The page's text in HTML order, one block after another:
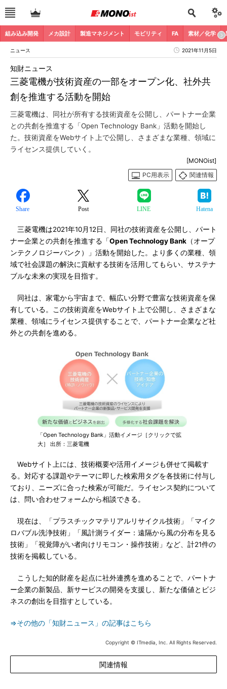
組み込み開発 メカ設計 製造マネジメント モビリティ FA 素材／化学
ニュース 2021年11月5日
三菱電機が技術資産の一部をオープン化、社外共
創を推進する活動を開始
知財ニュース
三菱電機は、同社が所有する技術資産を公開し、パートナー企業
との共創を推進する「Open Technology Bank」活動を開始し
た。技術資産をWebサイト上で公開し、さまざまな業種、領域に
ライセンス提供していく。
[MONOist]
PC用表示
関連情報
Share Post LINE Hatena
三菱電機は2021年10月12日、同社の技術資産を公開し、パート
ナー企業との共創を推進する「Open Technology Bank （オープ
ンテクノロジーバンク）」活動を開始した。より多くの業種、領
域で社会課題の解決に貢献する技術を活用してもらい、サステナ
ブルな未来の実現を目指す。
同社は、家電から宇宙まで、幅広い分野で豊富な技術資産を保
有している。この技術資産をWebサイト上で公開し、さまざまな
業種、領域にライセンス提供することで、パートナー企業など社
外との共創を進める。
「Open Technology Bank」活動イメージ［クリックで拡
大］ 出所：三菱電機
Webサイト上には、技術概要や活用イメージも併せて掲載す
る。対応する課題やテーマに即した検索用タグを各技術に付与し
ており、ニーズに合った検索が可能だ。ライセンス契約について
は、問い合わせフォームから相談できる。
現在は、「プラスチックマテリアルリサイクル技術」「マイク
ロバブル洗浄技術」「風計測ライダー：遠隔から風の分布を見る
技術」「視覚障がい者向けリモコン・操作技術」など、計21件の
技術を掲載している。
こうした知的財産を起点に社外連携を進めることで、パートナ
ー企業の新製品、新サービスの開発を支援し、新たな価値とビジ
ネスの創出を目指すとしている。
⇒その他の「知財ニュース」の記事はこちら
Copyright © ITmedia, Inc. All Rights Reserved.
関連情報